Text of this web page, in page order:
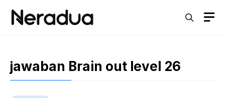
jawaban Brain out level 26